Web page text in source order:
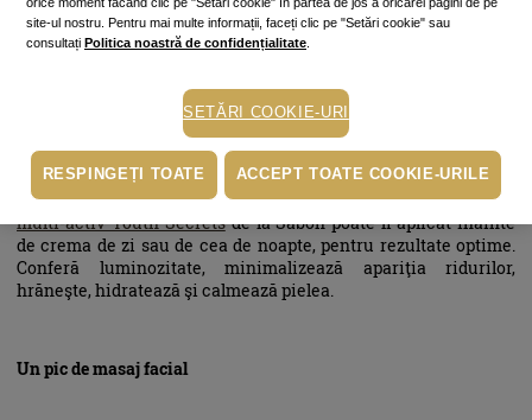
Serul pătrunde în piele mai repde decât crema, datorită
texturii lichide și completează cu succes efectele benefice ale
cremei. Aplică-l pe tenul curat și apoi dă-te și cu cremă.Serul
multi-activ Youth Secretsde la Sabon poate fi aplicat înainte
de crema de zi sau de cea de noapte, pentru rezultate optime.
Conferă luminozitate, minimalizează apariţia ridurilor,
hrăneşte, hidratează şi calmează pielea.
Un pic de masaj facial
site-ul nostru. Pentru mai multe informații, faceți clic pe "Setări cookie" sau
consultați Politica noastră de confidențialitate
SETĂRI COOKIE-URI
RESPINGEȚI TOATE ACCEPT TOATE COOKIE-URILE